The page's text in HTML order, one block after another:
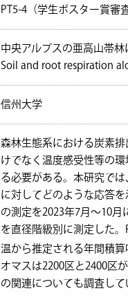
PT5-4（学生ポスター賞審
中央アルプスの亜高山帯
Soil and root respiration
信州大学
森林生態系における炭素
けでなく温度感受性等の
る必要がある。本研究で
に対してどのような応答
の測定を2023年7月～10
を直径階級別に測定した。
温から推定される年間積
オマスは2200区と2400区
の関連についても調査して